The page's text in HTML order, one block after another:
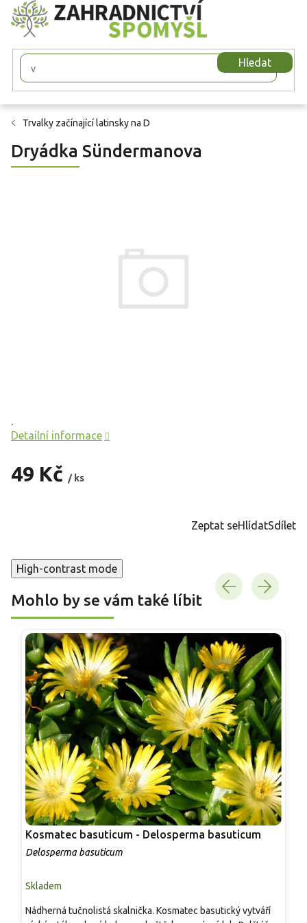
Přejít
na
obsah
Hledat
Trvalky začínající latinsky na D
Dryádka Sündermanova
49 Kč / ks
Detailní informace
Zeptat seHlídatSdílet
High-contrast mode
Mohlo by se vám také líbit
Kosmatec basuticum - Delosperma basuticum
Delosperma basuticum
Skladem
Nádherná tučnolistá skalnička. Kosmatec basutický vytváří